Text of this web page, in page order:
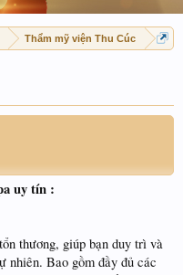
Thẩm mỹ viện Thu Cúc
uy tín :
thương, giúp bạn duy trì và
nhiên. Bao gồm đầy đủ các